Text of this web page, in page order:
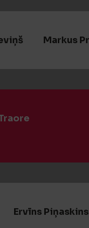
Markus
Ervīns Piņaskins